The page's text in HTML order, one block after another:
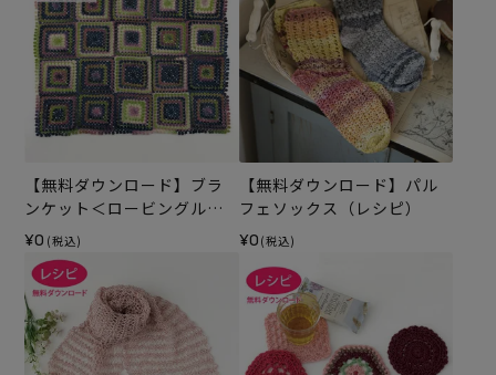
【無料ダウンロード】ブラ
ンケット＜ロービングルル
＞（レシピ）
¥0 (税込)
【無料ダウンロード】パル
フェソックス（レシピ）
¥0 (税込)